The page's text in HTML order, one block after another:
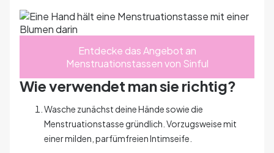
Entdecke das Angebot an
Menstruationstassen von Sinful
Wie verwendet man sie richtig?
Wasche zunächst deine Hände sowie die
Menstruationstasse gründlich. Vorzugsweise mit
einer milden, parfümfreien Intimseife.